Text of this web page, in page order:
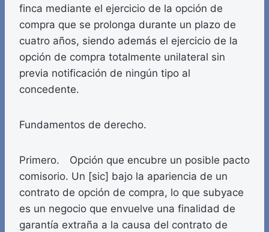
finca mediante el ejercicio de la opción de
compra que se prolonga durante un plazo de
cuatro años, siendo además el ejercicio de la
opción de compra totalmente unilateral sin
previa notificación de ningún tipo al
concedente.
Fundamentos de derecho.
Primero. Opción que encubre un posible pacto
comisorio. Un [sic] bajo la apariencia de un
contrato de opción de compra, lo que subyace
es un negocio que envuelve una finalidad de
garantía extraña a la causa del contrato de